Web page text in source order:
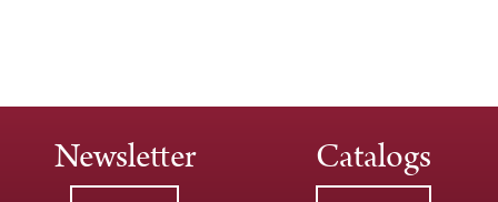
Newsletter Catalogs